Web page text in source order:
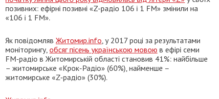
позивних: ефірні позивні «Z-радіо 106 і 1 FМ» змінили на
«106 і 1 FМ».
Як повідомлявЖитомир.info, у 2017 році за результатами
моніторингу,обсяг пісень українською мовою в ефірі семи
FM-радіо в Житомирській області становив 41%: найбільше
– житомирське «Крок-Радіо» (60%), найменше –
житомирське «Z-радіо» (30%).